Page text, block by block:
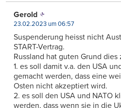
Gerold
23.02.2023 um 06:57
Suspenderung heisst nicht
START-Vertrag.
Russland hat guten Grund dies
1. es soll damit v.a. den USA
gemacht werden, dass eine
Osten nicht akzeptiert wird.
2. es soll den USA und NATO
werden, dass wenn sie in die